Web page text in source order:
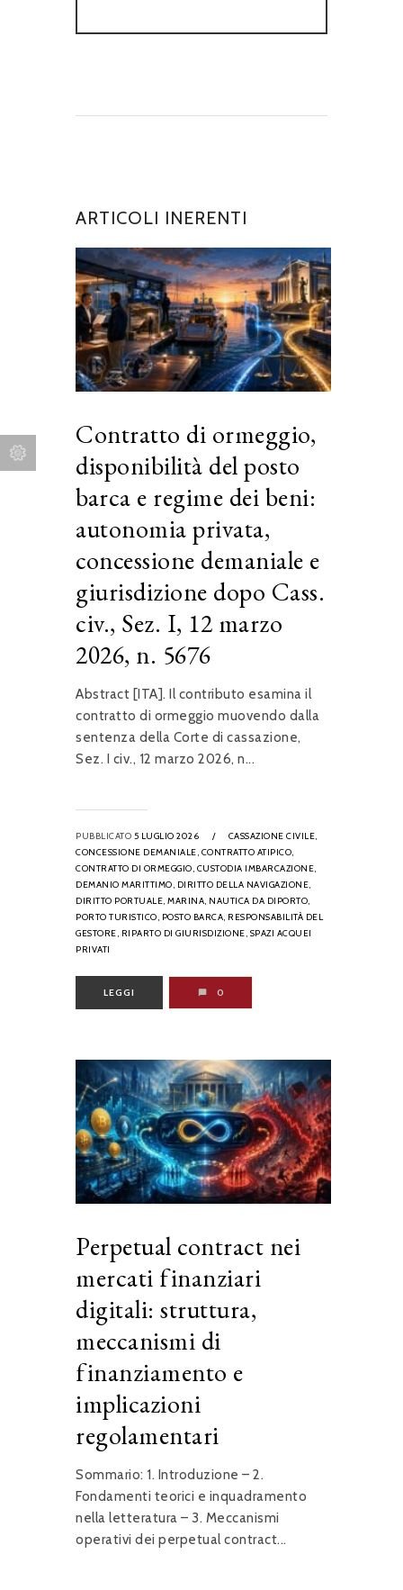
ARTICOLI INERENTI
Contratto di ormeggio,
disponibilità del posto
barca e regime dei beni:
autonomia privata,
concessione demaniale e
giurisdizione dopo Cass.
civ., Sez. I, 12 marzo
2026, n. 5676
Abstract [ITA]. Il contributo esamina il
contratto di ormeggio muovendo dalla
sentenza della Corte di cassazione,
Sez. I civ., 12 marzo 2026, n...
PUBBLICATO 5 LUGLIO 2026 /
CASSAZIONE CIVILE,
CONCESSIONE DEMANIALE, CONTRATTO ATIPICO,
CONTRATTO DI ORMEGGIO, CUSTODIA IMBARCAZIONE,
DEMANIO MARITTIMO, DIRITTO DELLA NAVIGAZIONE,
DIRITTO PORTUALE, MARINA, NAUTICA DA DIPORTO,
PORTO TURISTICO, POSTO BARCA, RESPONSABILITÀ DEL
GESTORE, RIPARTO DI GIURISDIZIONE, SPAZI ACQUEI
PRIVATI
LEGGI 0
Perpetual contract nei
mercati finanziari
digitali: struttura,
meccanismi di
finanziamento e
implicazioni
regolamentari
Sommario: 1. Introduzione – 2.
Fondamenti teorici e inquadramento
nella letteratura – 3. Meccanismi
operativi dei perpetual contract...